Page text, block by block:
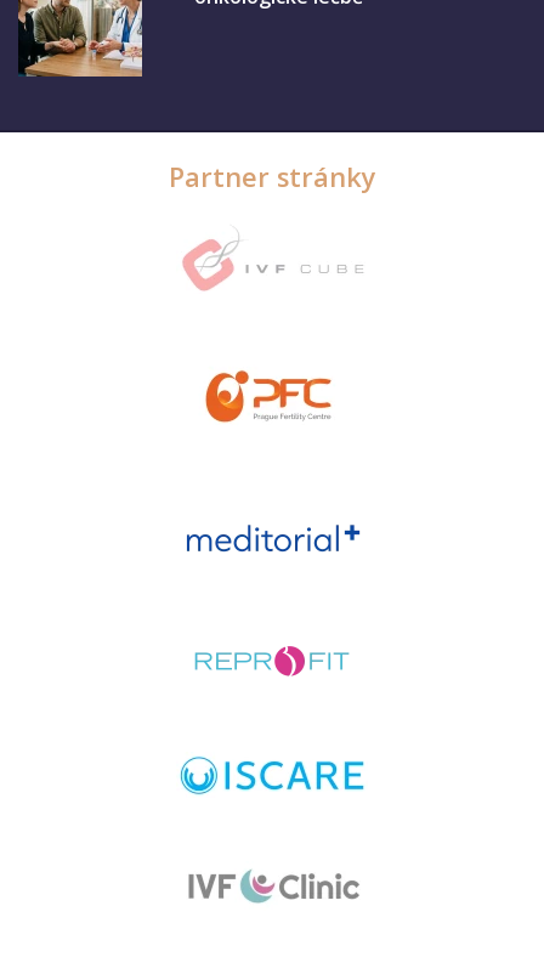
Partner stránky